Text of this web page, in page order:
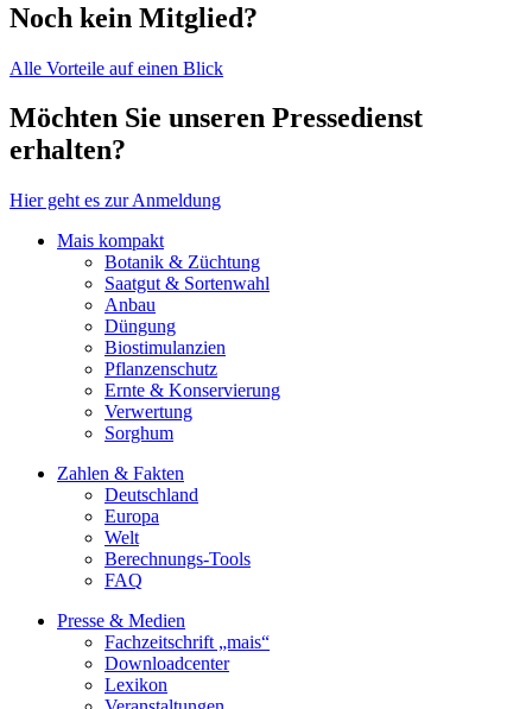
Noch kein Mitglied?
Alle Vorteile auf einen Blick
Möchten Sie unseren Pressedienst
erhalten?
Hier geht es zur Anmeldung
Mais kompakt
Botanik & Züchtung
Saatgut & Sortenwahl
Anbau
Düngung
Biostimulanzien
Pflanzenschutz
Ernte & Konservierung
Verwertung
Sorghum
Zahlen & Fakten
Deutschland
Europa
Welt
Berechnungs-Tools
FAQ
Presse & Medien
Fachzeitschrift „mais“
Downloadcenter
Lexikon